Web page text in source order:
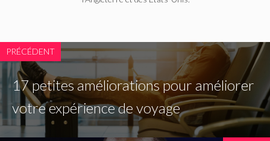
PRÉCÉDENT
17 petites améliorations pour améliorer
votre expérience de voyage